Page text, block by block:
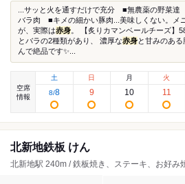
...サッと火を通すだけで充分 ■無農薬の野菜
バラ肉 ■キメの細かい豚肉...美味しくない。メ
が、実際は赤身 。 【炙りカマンベールチーズ】
とバラの2種類があり、 濃厚な赤身と甘みのあ
んで絶品です✨...
空席
情報
土
8/8
日
9
月
10
火
11
北新地鉄板 けん
北新地駅 240m / 鉄板焼き、ステーキ、お好み